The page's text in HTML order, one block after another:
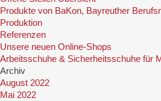
Produkte von BaKon, Bayreuther
Produktion
Referenzen
Unsere neuen Online-Shops
Arbeitsschuhe & Sicherheitsschuhe für
Archiv
August 2022
Mai 2022